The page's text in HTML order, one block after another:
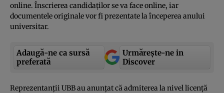
online. Înscrierea candidaţilor se va face online, iar
documentele originale vor fi prezentate la începerea anului
universitar.
Adaugă-ne ca sursă
preferată
Urmărește-ne in
Discover
Reprezentanţii UBB au anunţat că admiterea la nivel licenţă